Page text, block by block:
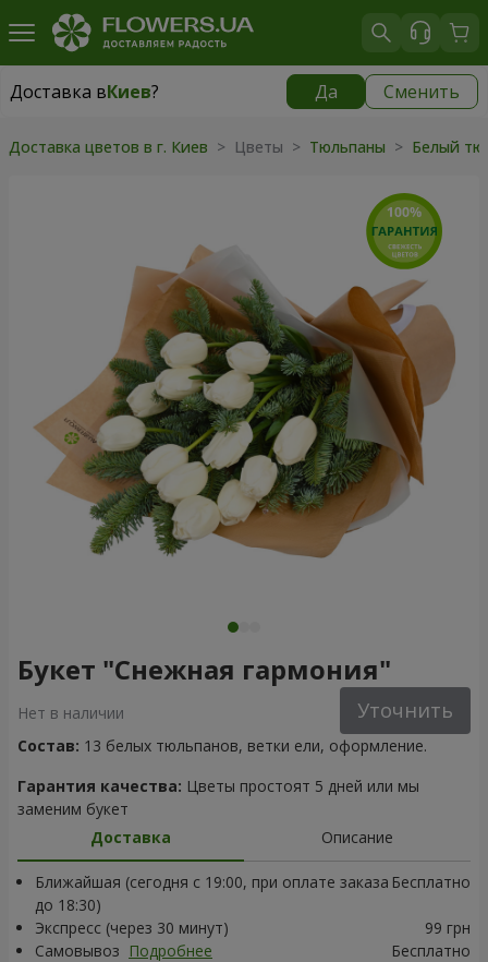
Доставка вКиев? Да Сменить
Доставка вКиев
Доставка цветов в г. Киев > Цветы > Тюльпаны > Белый
Букет "Снежная гармония"
Нет в наличии Уточнить
Состав: 13 белых тюльпанов, ветки ели, оформление.
Гарантия качества: Цветы простоят 5 дней или мы
заменим букет
Доставка
Описание
Ближайшая (сегодня с 19:00, при оплате заказа
до 18:30)
Бесплатно
Экспресс (через 30 минут)
99 грн
Самовывоз Подробнее Бесплатно